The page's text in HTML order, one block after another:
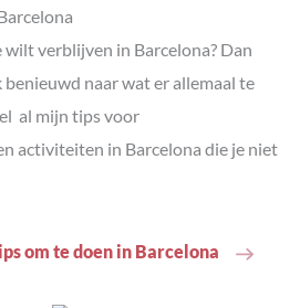
wilt verblijven in Barcelona? Dan
naar wat er allemaal te
al mijn tips voor
activiteiten in Barcelona die je niet
om te doen in Barcelona